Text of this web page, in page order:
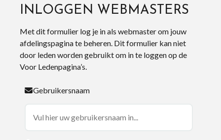
INLOGGEN WEBMASTERS
Met dit formulier log je in als webmaster om jouw
afdelingspagina te beheren. Dit formulier kan niet
door leden worden gebruikt om in te loggen op de
Voor Ledenpagina’s.
Gebruikersnaam